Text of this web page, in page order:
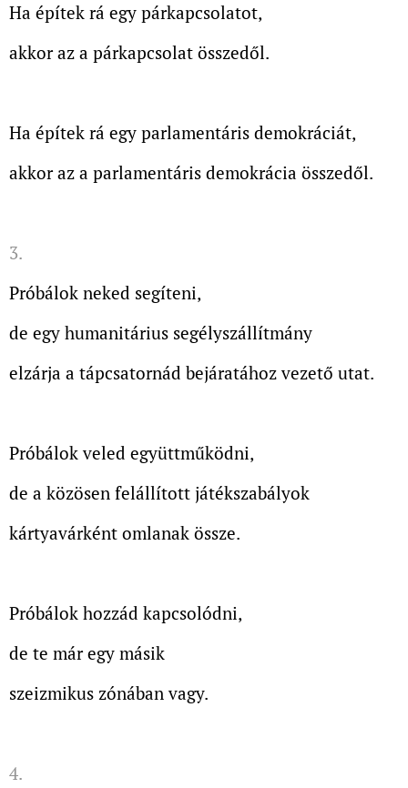
Ha építek rá egy párkapcsolatot,
akkor az a párkapcsolat összedől.
Ha építek rá egy parlamentáris demokráciát,
akkor az a parlamentáris demokrácia összedől.
3.
Próbálok neked segíteni,
de egy humanitárius segélyszállítmány
elzárja a tápcsatornád bejáratához vezető utat.
Próbálok veled együttműködni,
de a közösen felállított játékszabályok
kártyavárként omlanak össze.
Próbálok hozzád kapcsolódni,
de te már egy másik
szeizmikus zónában vagy.
4.